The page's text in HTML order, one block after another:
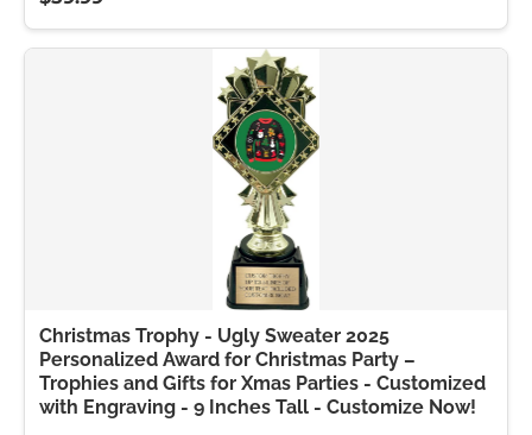
Christmas Trophy - Ugly Sweater 2025
Personalized Award for Christmas Party –
Trophies and Gifts for Xmas Parties - Customized
with Engraving - 9 Inches Tall - Customize Now!